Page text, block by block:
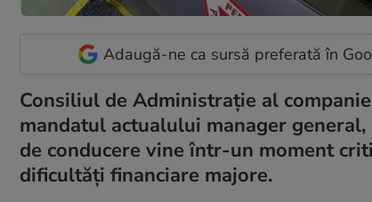
Adaugă-ne ca sursă preferată în
Consiliul de Administrație al
mandatul actualului manager general,
de conducere vine într-un moment
dificultăți financiare majore.